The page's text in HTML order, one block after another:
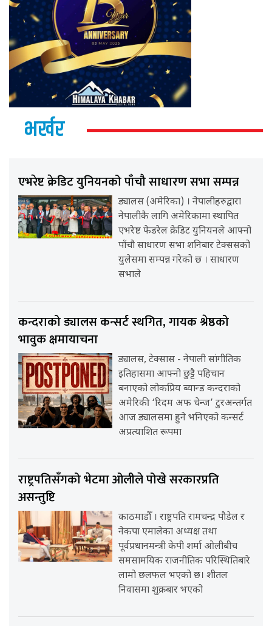
भर्खर
एभरेष्ट क्रेडिट युनियनको पाँचौ साधारण सभा सम्पन्न
ड्यालस (अमेरिका) । नेपालीहरुद्वारा
नेपालीकै लागि अमेरिकामा स्थापित
एभरेष्ट फेडरेल क्रेडिट युनियनले आफ्नो
पाँचौ साधारण सभा शनिबार टेक्ससको
युलेसमा सम्पन्न गरेको छ । साधारण
सभाले
कन्दराको ड्यालस कन्सर्ट स्थगित, गायक श्रेष्ठको
भावुक क्षमायाचना
ड्यालस, टेक्सास - नेपाली सांगीतिक
इतिहासमा आफ्नो छुट्टै पहिचान
बनाएको लोकप्रिय ब्यान्ड कन्दराको
अमेरिकी ‘रिदम अफ चेन्ज’ टुरअन्तर्गत
आज ड्यालसमा हुने भनिएको कन्सर्ट
अप्रत्याशित रूपमा
राष्ट्रपतिसँगको भेटमा ओलीले पोखे सरकारप्रति
असन्तुष्टि
काठमाडौँ । राष्ट्रपति रामचन्द्र पौडेल र
नेकपा एमालेका अध्यक्ष तथा
पूर्वप्रधानमन्त्री केपी शर्मा ओलीबीच
समसामयिक राजनीतिक परिस्थितिबारे
लामो छलफल भएको छ। शीतल
निवासमा शुक्रबार भएको